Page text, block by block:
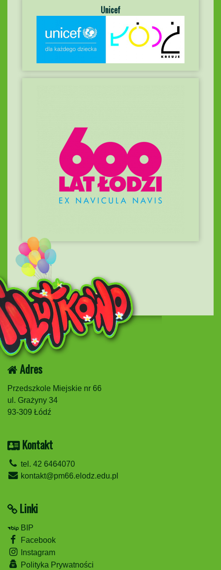
Unicef
Adres
Przedszkole Miejskie nr 66
ul. Grażyny 34
93-309 Łódź
Kontakt
tel. 42 6464070
kontakt@pm66.elodz.edu.pl
Linki
BIP
Facebook
Instagram
Polityka Prywatności